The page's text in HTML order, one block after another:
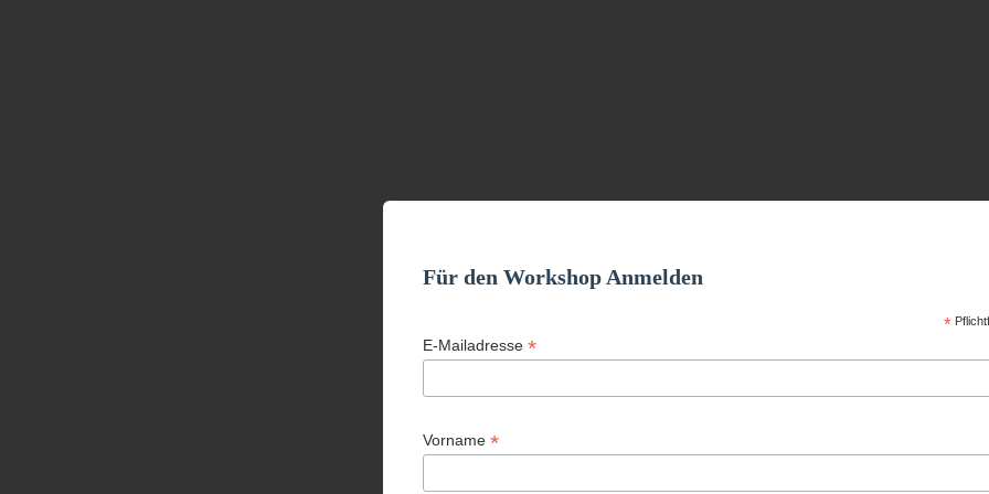
Für den Workshop Anmelden
*
E-Mailadresse *
Vorname *